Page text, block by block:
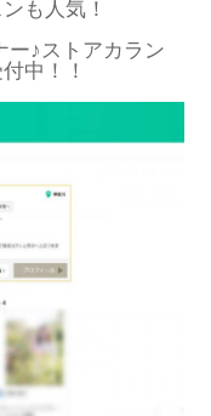
も人気！
ー♪ストアカラン
中！！